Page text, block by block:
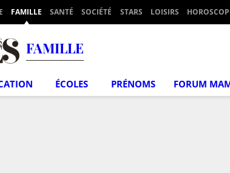
FAMILLE SANTÉ SOCIÉTÉ STARS LOISIRS
FAMILLE
ÉCOLES PRÉNOMS FORUM